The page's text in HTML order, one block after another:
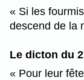
Si les
descend de la
Le dicton du
Pour leur